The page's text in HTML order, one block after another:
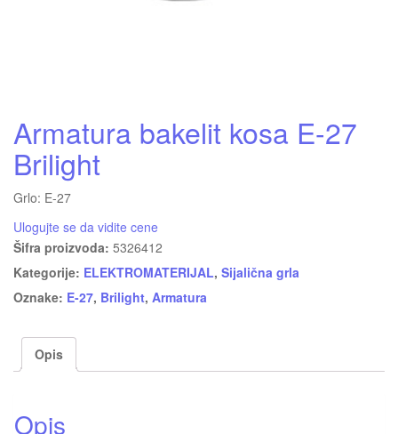
Armatura bakelit kosa E-27
Brilight
Grlo: E-27
Ulogujte se da vidite cene
Šifra proizvoda: 5326412
Kategorije: ELEKTROMATERIJAL, Sijalična grla
Oznake: E-27, Brilight, Armatura
Opis
Opis